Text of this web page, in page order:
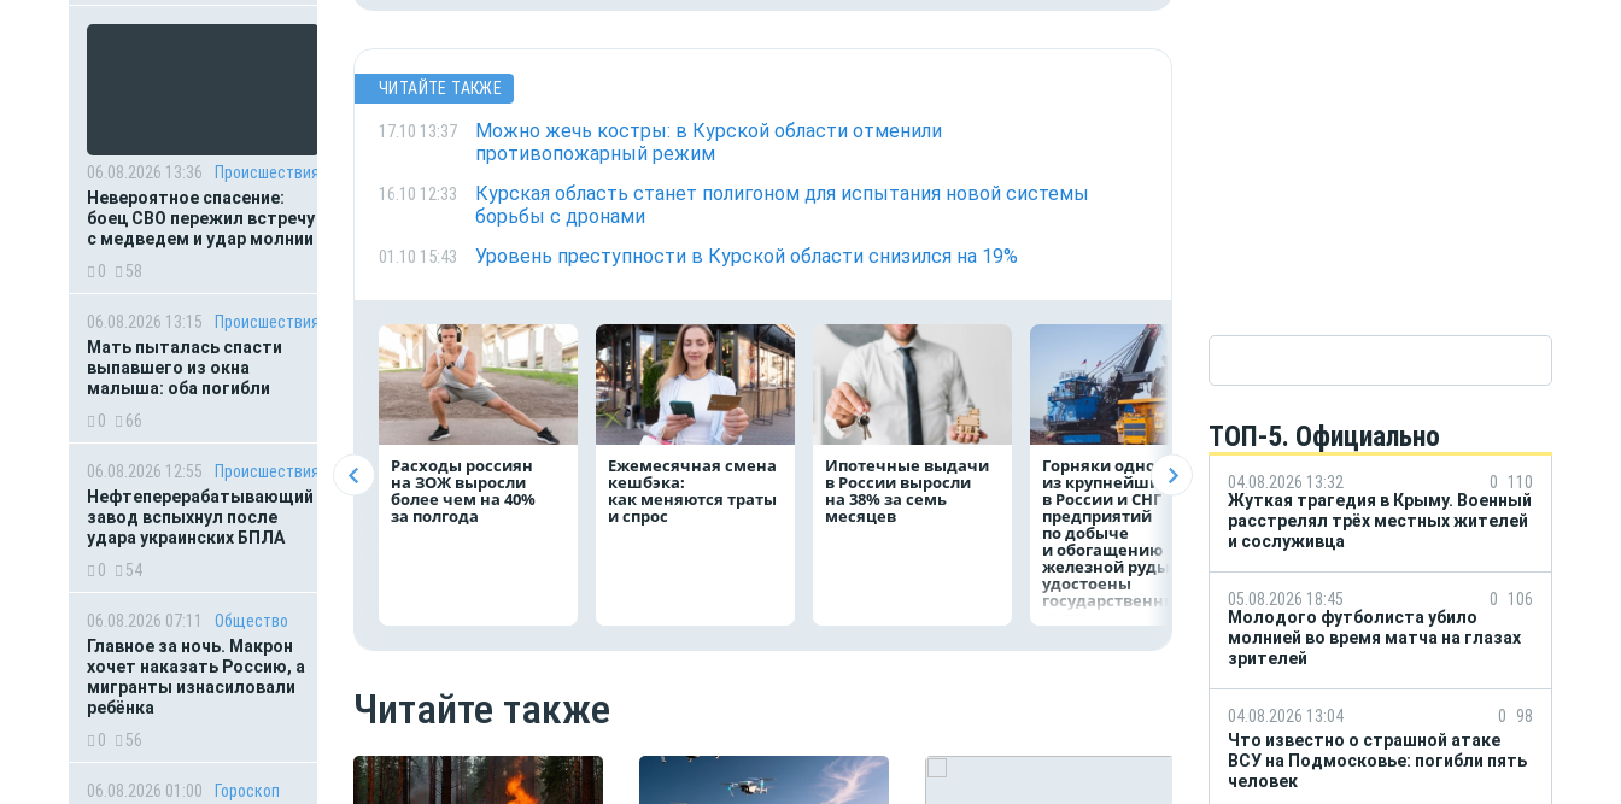
06.08.2026 13:36
Происшествия
Невероятное спасение:
боец СВО пережил встречу
с медведем и удар молнии
0
58
06.08.2026 13:15
Происшествия
Мать пыталась спасти
выпавшего из окна
малыша: оба погибли
0
66
06.08.2026 12:55
Происшествия
Нефтеперерабатывающий
завод вспыхнул после
удара украинских БПЛА
0
54
06.08.2026 07:11
Общество
Главное за ночь. Макрон
хочет наказать Россию, а
мигранты изнасиловали
ребёнка
0
56
06.08.2026 01:00
Гороскоп
ЧИТАЙТЕ ТАКЖЕ
17.10 13:37
Можно жечь костры: в Курской области отменили
противопожарный режим
16.10 12:33
Курская область станет полигоном для испытания новой системы
борьбы с дронами
01.10 15:43 Уровень преступности в Курской области снизился на 19%
Расходы россиян
на ЗОЖ выросли
более чем на 40%
за полгода
Ежемесячная смена
кешбэка:
как меняются траты
и спрос
Ипотечные выдачи
в России выросли
на 38% за семь
месяцев
Горняки одного
из крупнейших
в России и СНГ
предприятий
по добыче
и обогащению
железной руды
удостоены
государственных
наград
кредитов
наличными в России
вырос на 64%
кредитов в
полугодии 2026
Читайте также
ТОП-5. Официально
04.08.2026 13:32 0
110
Жуткая трагедия в Крыму. Военный
расстрелял трёх местных жителей
и сослуживца
05.08.2026 18:45 0
106
Молодого футболиста убило
молнией во время матча на глазах
зрителей
04.08.2026 13:04 0
98
Что известно о страшной атаке
ВСУ на Подмосковье: погибли пять
человек